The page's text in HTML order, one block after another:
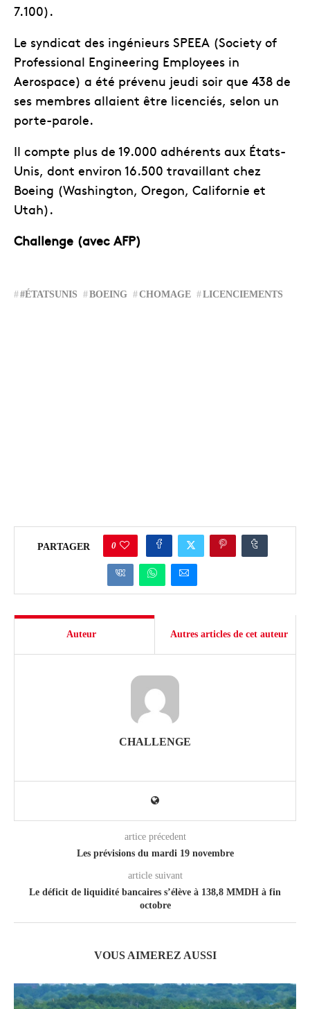
7.100).
Le syndicat des ingénieurs SPEEA (Society of
Professional Engineering Employees in
Aerospace) a été prévenu jeudi soir que 438 de
ses membres allaient être licenciés, selon un
porte-parole.
Il compte plus de 19.000 adhérents aux États-
Unis, dont environ 16.500 travaillant chez
Boeing (Washington, Oregon, Californie et
Utah).
Challenge (avec AFP)
#ÉTATSUNIS BOEING CHOMAGE LICENCIEMENTS
PARTAGER 0
Auteur Autres articles de cet auteur
CHALLENGE
artice précedent
Les prévisions du mardi 19 novembre
article suivant
Le déficit de liquidité bancaires s’élève à 138,8 MMDH à fin
octobre
VOUS AIMEREZ AUSSI